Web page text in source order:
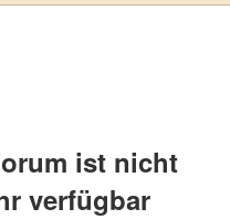
ist nicht
verfügbar